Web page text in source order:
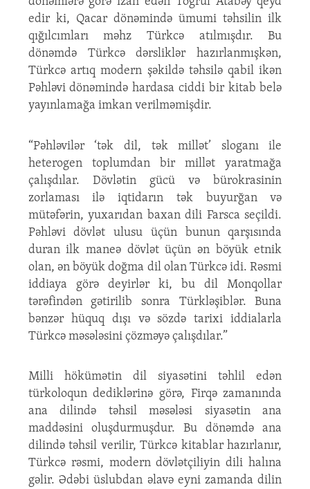
edir ki, Qacar dönəmində ümumi təhsilin ilk
qığılcımları məhz Türkcə atılmışdır. Bu
dönəmdə Türkcə dərsliklər hazırlanmışkən,
Türkcə artıq modern şəkildə təhsilə qabil ikən
Pəhləvi dönəmində hardasa ciddi bir kitab belə
yayınlamağa imkan verilməmişdir.
“Pəhləvilər ‘tək dil, tək millət’ sloganı ile
heterogen toplumdan bir millət yaratmağa
çalışdılar. Dövlətin gücü və bürokrasinin
zorlaması ilə iqtidarın tək buyurğan və
mütəfərin, yuxarıdan baxan dili Farsca seçildi.
Pəhləvi dövlət ulusu üçün bunun qarşısında
duran ilk maneə dövlət üçün ən böyük etnik
olan, ən böyük doğma dil olan Türkcə idi. Rəsmi
iddiaya görə deyirlər ki, bu dil Monqollar
tərəfindən gətirilib sonra Türkləşiblər. Buna
bənzər hüquq dışı və sözdə tarixi iddialarla
Türkcə məsələsini çözməyə çalışdılar.”
Milli hökümətin dil siyasətini təhlil edən
türkoloqun dediklərinə görə, Firqə zamanında
ana dilində təhsil məsələsi siyasətin ana
maddəsini oluşdurmuşdur. Bu dönəmdə ana
dilində təhsil verilir, Türkcə kitablar hazırlanır,
Türkcə rəsmi, modern dövlətçiliyin dili halına
gəlir. Ədəbi üslubdan əlavə eyni zamanda dilin